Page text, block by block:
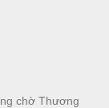
chờ Thương